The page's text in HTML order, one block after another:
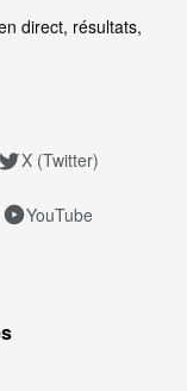
direct, résultats,
X (Twitter)
YouTube